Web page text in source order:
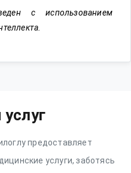
с использованием
предоставляет
услуги, заботясь